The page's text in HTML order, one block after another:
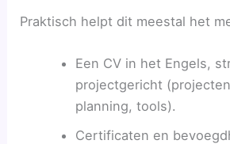
Praktisch helpt dit meestal het
Een CV in het Engels,
projectgericht
planning, tools).
Certificaten en